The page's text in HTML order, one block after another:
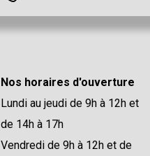
Nos horaires d'ouverture
Lundi au jeudi de 9h à 12h et
de 14h à 17h
Vendredi de 9h à 12h et de